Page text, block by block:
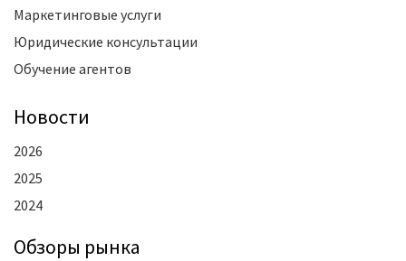
Маркетинговые услуги
Юридические консультации
Обучение агентов
Новости
2026
2025
2024
Oбзоры рынка